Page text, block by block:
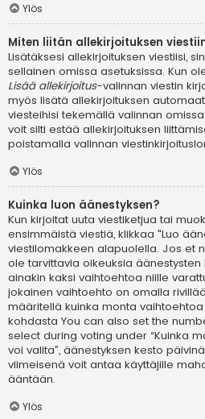
Ylös
Miten liitän allekirjoituksen
Lisätäksesi allekirjoituksen viestiisi,
sellainen omissa asetuksissa. Kun
Lisää allekirjoitus-valinnan viestin
myös lisätä allekirjoituksen
viesteihisi tekemällä valinnan
voit silti estää allekirjoituksen
poistamalla valinnan
Ylös
Kuinka luon äänestyksen?
Kun kirjoitat uuta viestiketjua tai
ensimmäistä viestiä, klikkaa "Luo
viestilomakkeen alapuolella. Jos et
ole tarvittavia oikeuksia
ainakin kaksi vaihtoehtoa niille
jokainen vaihtoehto on omalla
määritellä kuinka monta
kohdasta You can also set the
select during voting under “Kuinka
voi valita”, äänestyksen kesto
viimeisenä voit antaa käyttäjille
ääntään.
Ylös